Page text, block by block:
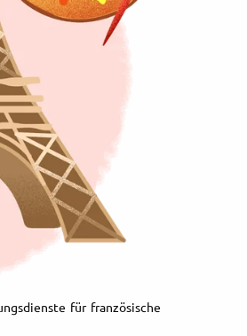
für französische